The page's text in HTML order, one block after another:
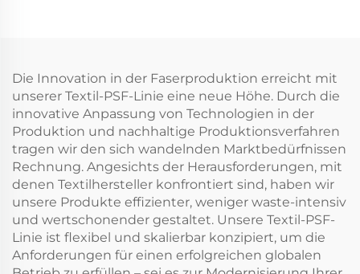
Die Innovation in der Faserproduktion erreicht mit
unserer Textil-PSF-Linie eine neue Höhe. Durch die
innovative Anpassung von Technologien in der
Produktion und nachhaltige Produktionsverfahren
tragen wir den sich wandelnden Marktbedürfnissen
Rechnung. Angesichts der Herausforderungen, mit
denen Textilhersteller konfrontiert sind, haben wir
unsere Produkte effizienter, weniger waste-intensiv
und wertschonender gestaltet. Unsere Textil-PSF-
Linie ist flexibel und skalierbar konzipiert, um die
Anforderungen für einen erfolgreichen globalen